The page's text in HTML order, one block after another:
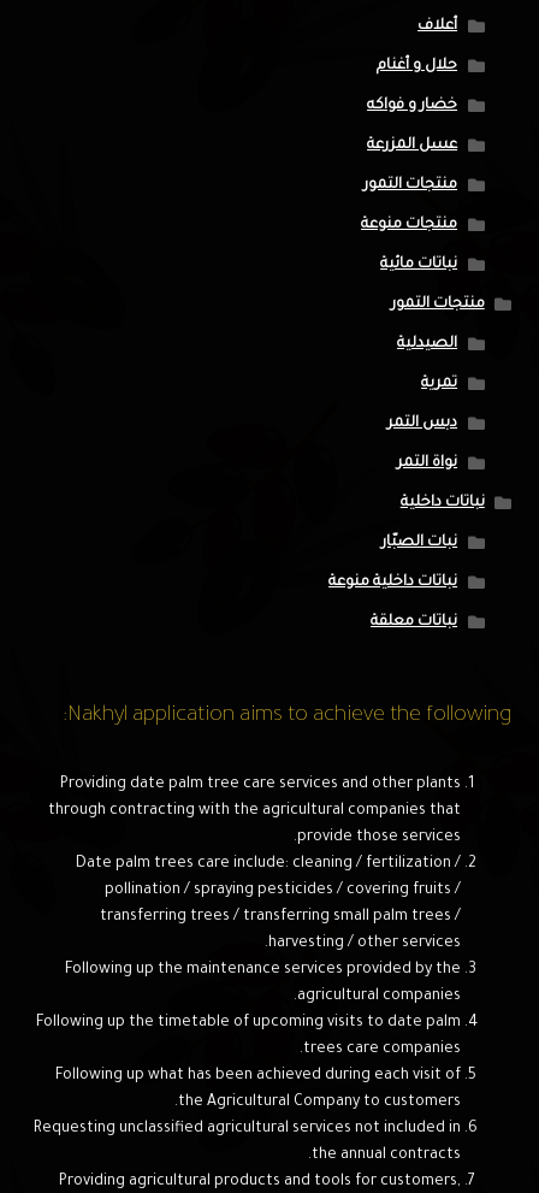
أعلاف
حلال و أغنام
خضار و فواكه
عسل المزرعة
منتجات التمور
منتجات منوعة
نباتات مائية
منتجات التمور
الصيدلية
تمرية
دبس التمر
نواة التمر
نباتات داخلية
نبات الصبّار
نباتات داخلية منوعة
نباتات معلقة
Nakhyl application aims to achieve the following:
Providing date palm tree care services and other plants
through contracting with the agricultural companies that
provide those services.
Date palm trees care include: cleaning / fertilization /
pollination / spraying pesticides / covering fruits /
transferring trees / transferring small palm trees /
harvesting / other services.
Following up the maintenance services provided by the
agricultural companies.
Following up the timetable of upcoming visits to date palm
trees care companies.
Following up what has been achieved during each visit of
the Agricultural Company to customers.
Requesting unclassified agricultural services not included in
the annual contracts.
Providing agricultural products and tools for customers,